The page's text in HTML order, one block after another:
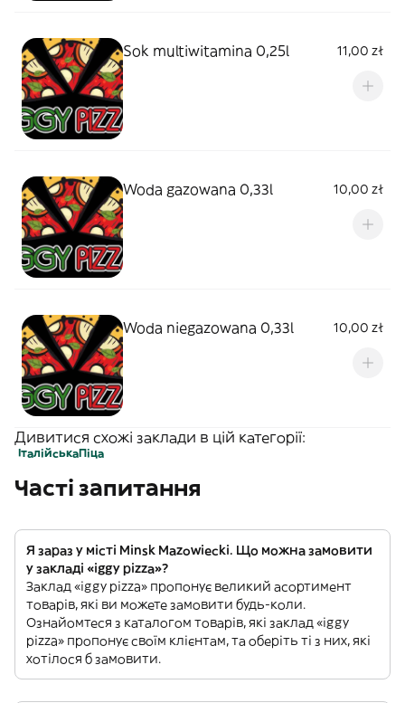
Sok multiwitamina 0,25l 11,00 zł
Woda gazowana 0,33l 10,00 zł
Woda niegazowana 0,33l 10,00 zł
Дивитися схожі заклади в цій категорії:
ІталійськаПіца
Часті запитання
Я зараз у місті Minsk Mazowiecki. Що можна замовити
у закладі «iggy pizza»?
Заклад «iggy pizza» пропонує великий асортимент
товарів, які ви можете замовити будь-коли.
Ознайомтеся з каталогом товарів, які заклад «iggy
pizza» пропонує своїм клієнтам, та оберіть ті з них, які
хотілося б замовити.